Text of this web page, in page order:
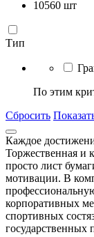
10560 шт
Тип
По этим
Сбросить
Каждое
Торжественная и
просто лист
мотивации. В
корпоративных
спортивных
государственных